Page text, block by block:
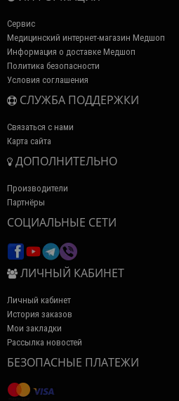
Сервис
Медицинский интернет-магазин Медшоп
Информация о доставке Медшоп
Политика безопасности
Условия соглашения
СЛУЖБА ПОДДЕРЖКИ
Связаться с нами
Карта сайта
ДОПОЛНИТЕЛЬНО
Производители
Партнёры
СОЦИАЛЬНЫЕ СЕТИ
ЛИЧНЫЙ КАБИНЕТ
Личный кабинет
История заказов
Мои закладки
Рассылка новостей
БЕЗОПАСНЫЕ ПЛАТЕЖИ